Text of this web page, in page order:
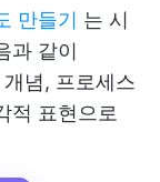
만들기 는 시
과 같이
념, 프로세스
적 표현으로